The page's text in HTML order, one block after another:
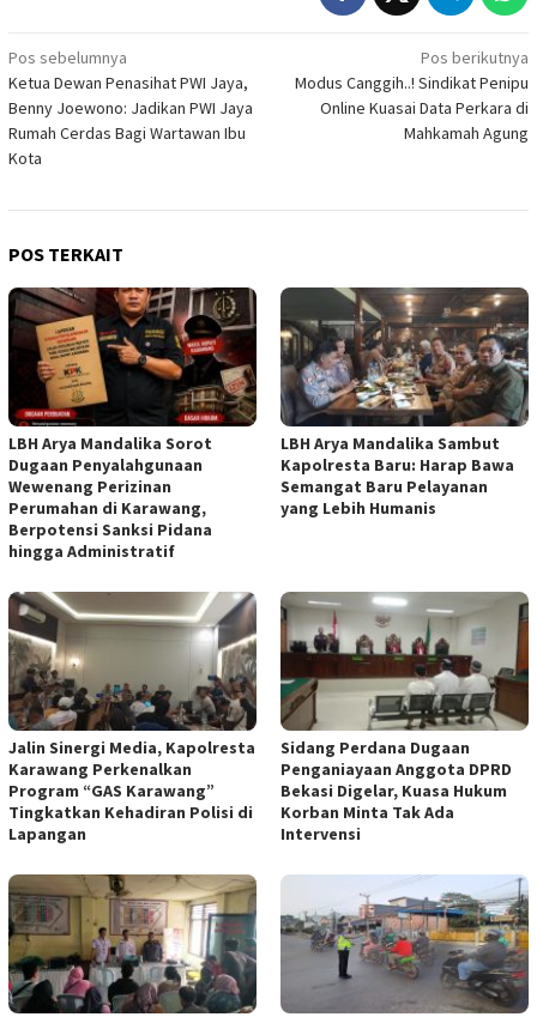
Navigasi
pos
Pos sebelumnya
Ketua Dewan Penasihat PWI Jaya,
Benny Joewono: Jadikan PWI Jaya
Rumah Cerdas Bagi Wartawan Ibu
Kota
Pos berikutnya
Modus Canggih..! Sindikat Penipu
Online Kuasai Data Perkara di
Mahkamah Agung
POS TERKAIT
LBH Arya Mandalika Sorot
Dugaan Penyalahgunaan
Wewenang Perizinan
Perumahan di Karawang,
Berpotensi Sanksi Pidana
hingga Administratif
LBH Arya Mandalika Sambut
Kapolresta Baru: Harap Bawa
Semangat Baru Pelayanan
yang Lebih Humanis
Jalin Sinergi Media, Kapolresta
Karawang Perkenalkan
Program “GAS Karawang”
Tingkatkan Kehadiran Polisi di
Lapangan
Sidang Perdana Dugaan
Penganiayaan Anggota DPRD
Bekasi Digelar, Kuasa Hukum
Korban Minta Tak Ada
Intervensi